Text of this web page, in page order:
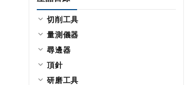
切削工具
量測儀器
尋邊器
頂針
研磨工具